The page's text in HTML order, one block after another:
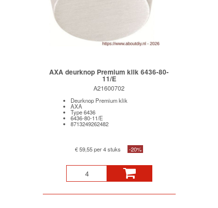
AXA deurknop Premium klik 6436-80-
11/E
A21600702
Deurknop Premium klik
AXA
Type 6436
6436-80-11/E
8713249262482
€ 59,55 per 4 stuks -20%